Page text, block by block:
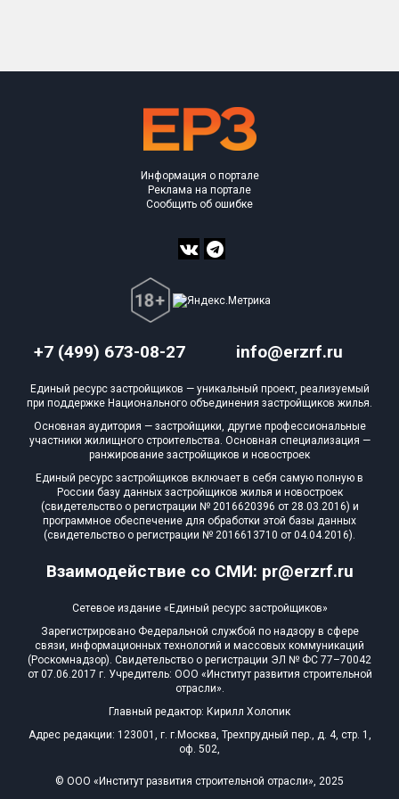
с продажами
Рейтинг ЕРЗ
Многоквартирных домов
Блокированных домов
Домов с апартаментами
Многоквартирных домов
0 из 20
Квартир, апартаментов,
блоков в БД
19 из 22 712
+7 (499) 673-08-27 info@erzrf.ru
Взаимодействие со СМИ: pr@erzrf.ru
Информация о портале
Реклама на портале
Сообщить об ошибке
Единый ресурс застройщиков — уникальный проект, реализуемый
при поддержке Национального объединения застройщиков жилья.
Основная аудитория — застройщики, другие профессиональные
участники жилищного строительства. Основная специализация —
ранжирование застройщиков и новостроек
Единый ресурс застройщиков включает в себя самую полную в
России базу данных застройщиков жилья и новостроек
(свидетельство о регистрации № 2016620396 от 28.03.2016) и
программное обеспечение для обработки этой базы данных
(свидетельство о регистрации № 2016613710 от 04.04.2016).
Сетевое издание «Единый ресурс застройщиков»
Зарегистрировано Федеральной службой по надзору в сфере
связи, информационных технологий и массовых коммуникаций
(Роскомнадзор). Свидетельство о регистрации ЭЛ № ФС 77–70042
от 07.06.2017 г. Учредитель: ООО «Институт развития строительной
отрасли».
Главный редактор: Кирилл Холопик
Адрес редакции: 123001, г. г.Москва, Трехпрудный пер., д. 4, стр. 1,
оф. 502,
© ООО «Институт развития строительной отрасли», 2025